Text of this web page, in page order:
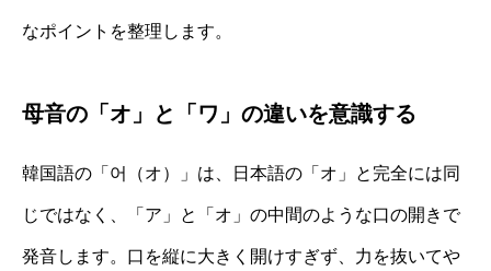
なポイントを整理します。
母音の「オ」と「ワ」の違いを意識する
韓国語の「어（オ）」は、日本語の「オ」と完全には同
じではなく、「ア」と「オ」の中間のような口の開きで
発音します。口を縦に大きく開けすぎず、力を抜いてや